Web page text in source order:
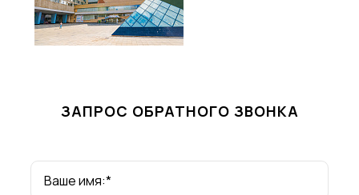
ЗАПРОС ОБРАТНОГО ЗВОНКА
Ваше имя:*